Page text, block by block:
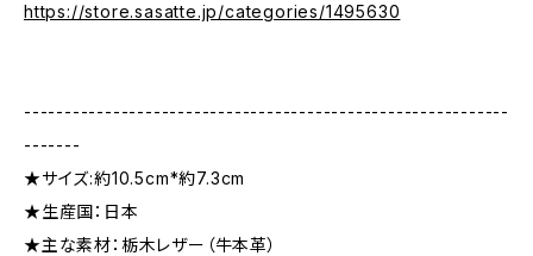
https://store.sasatte.jp/categories/1495630
------------------------------------------------------------
-------
★サイズ:約10.5cm*約7.3cm
★生産国：日本
★主な素材：栃木レザー（牛本革）